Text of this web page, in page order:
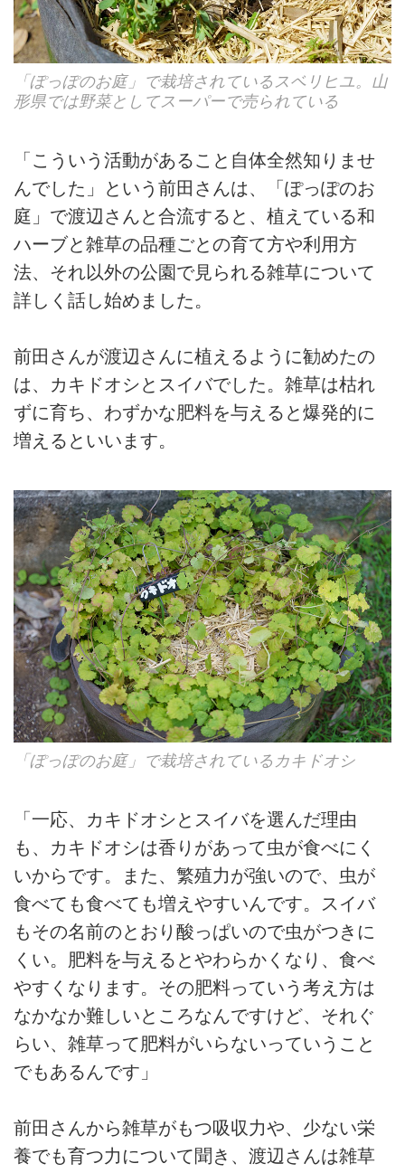
「ぽっぽのお庭」で栽培されているスベリヒユ。山
形県では野菜としてスーパーで売られている
「こういう活動があること自体全然知りませ
んでした」という前田さんは、「ぽっぽのお
庭」で渡辺さんと合流すると、植えている和
ハーブと雑草の品種ごとの育て方や利用方
法、それ以外の公園で見られる雑草について
詳しく話し始めました。
前田さんが渡辺さんに植えるように勧めたの
は、カキドオシとスイバでした。雑草は枯れ
ずに育ち、わずかな肥料を与えると爆発的に
増えるといいます。
「ぽっぽのお庭」で栽培されているカキドオシ
「一応、カキドオシとスイバを選んだ理由
も、カキドオシは香りがあって虫が食べにく
いからです。また、繁殖力が強いので、虫が
食べても食べても増えやすいんです。スイバ
もその名前のとおり酸っぱいので虫がつきに
くい。肥料を与えるとやわらかくなり、食べ
やすくなります。その肥料っていう考え方は
なかなか難しいところなんですけど、それぐ
らい、雑草って肥料がいらないっていうこと
でもあるんです」
前田さんから雑草がもつ吸収力や、少ない栄
養でも育つ力について聞き、渡辺さんは雑草